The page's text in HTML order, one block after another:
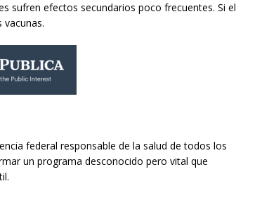
sufren efectos secundarios poco frecuentes. Si el
federal responsable de la salud de todos los
un programa desconocido pero vital que